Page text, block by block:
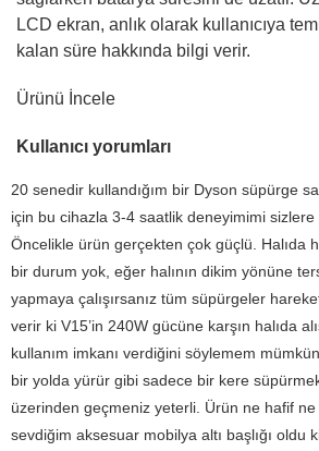
LCD ekran, anlık olarak kullanıcıya
kalan süre hakkında bilgi verir.
Ürünü İncele
Kullanıcı yorumları
20 senedir kullandığım bir Dyson süpürge
için bu cihazla 3-4 saatlik deneyimimi sizlere
Öncelikle ürün gerçekten çok güçlü. Halıda
bir durum yok, eğer halının dikim yönüne
yapmaya çalışırsanız tüm süpürgeler
verir ki V15’in 240W gücüne karşın halıda
kullanım imkanı verdiğini söylemem
bir yolda yürür gibi sadece bir kere
üzerinden geçmeniz yeterli. Ürün ne hafif ne
sevdiğim aksesuar mobilya altı başlığı oldu